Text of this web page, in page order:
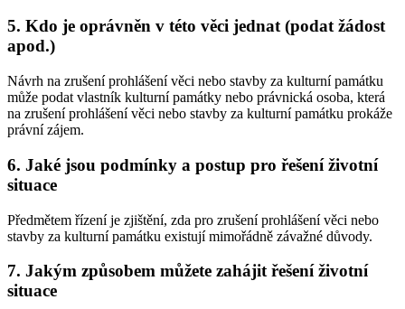
5. Kdo je oprávněn v této věci jednat (podat žádost
apod.)
Návrh na zrušení prohlášení věci nebo stavby za kulturní památku
může podat vlastník kulturní památky nebo právnická osoba, která
na zrušení prohlášení věci nebo stavby za kulturní památku prokáže
právní zájem.
6. Jaké jsou podmínky a postup pro řešení životní
situace
Předmětem řízení je zjištění, zda pro zrušení prohlášení věci nebo
stavby za kulturní památku existují mimořádně závažné důvody.
7. Jakým způsobem můžete zahájit řešení životní
situace